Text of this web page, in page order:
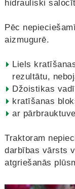
hidrauliski
Pēc
aizmugurē.
Liels
rezultātu,
Džoistikas
kratīšanas
ar
Traktoram
darbības vārsts
atgriešanās